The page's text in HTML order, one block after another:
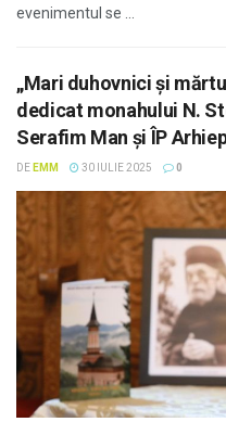
evenimentul se ...
„Mari duhovnici și
dedicat monahului N.
Serafim Man și ÎP
DE EMM 30 IULIE 2025 0